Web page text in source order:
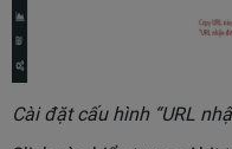
Cài đặt cấu hình “URL